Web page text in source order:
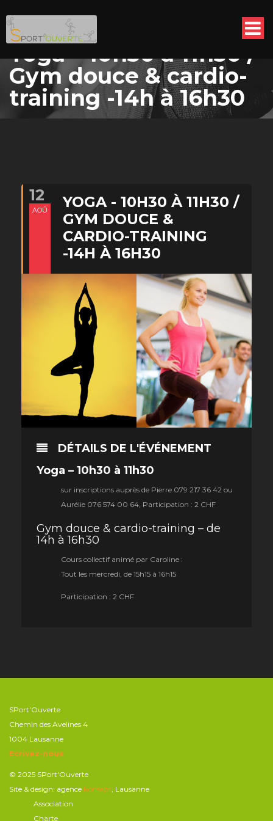
Yoga – 10h30 à 11h30 /
Gym douce & cardio-
training -14h à 16h30
12
AOÛ
YOGA - 10H30 À 11H30 /
GYM DOUCE &
CARDIO-TRAINING
-14H À 16H30
DÉTAILS DE L'ÉVÉNEMENT
Yoga – 10h30 à 11h30
sur inscriptions auprès de Pierre 079 217 36 42 ou
Aurélie 076 574 00 64, Participation : 2 CHF
Gym douce & cardio-training – de
14h à 16h30
Cours collectif animé par Caroline :
Tout les mercredi, de 15h15 à 16h15
Participation : 2 CHF
SPort'Ouverte
Chemin des Avelines 4
1004 Lausanne
Ecrivez-nous
© 2025 SPort'Ouverte
Site & design: agence konsept, Lausanne
Association
Charte